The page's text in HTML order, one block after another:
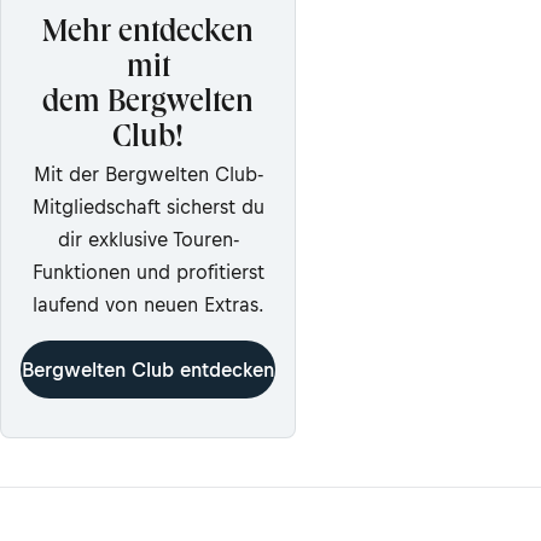
Mehr entdecken
mit
dem Bergwelten
Club!
Mit der Bergwelten Club-
Mitgliedschaft sicherst du
dir exklusive Touren-
Funktionen und profitierst
laufend von neuen Extras.
Bergwelten Club entdecken